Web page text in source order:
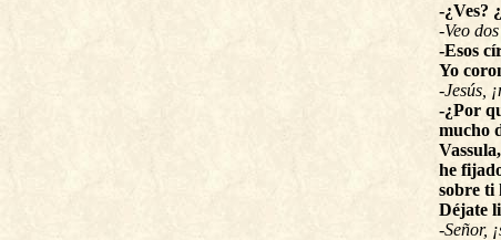
-¿Ves?
-Veo
-Esos
Yo
-Jesús,
-¿Por
mucho
he
sobre ti
Déjate
-Señor,